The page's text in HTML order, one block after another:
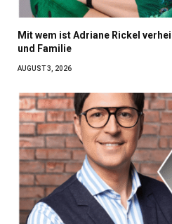
Mit wem ist Adriane Rickel
und Familie
AUGUST 3, 2026